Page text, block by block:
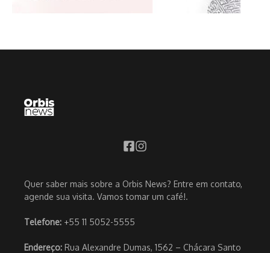
Quer saber mais sobre a Orbis News? Entre em contato,
agende sua visita. Vamos tomar um café!.
Telefone: +55 11 5052-5555
Endereço: Rua Alexandre Dumas, 1562 – Chácara Santo